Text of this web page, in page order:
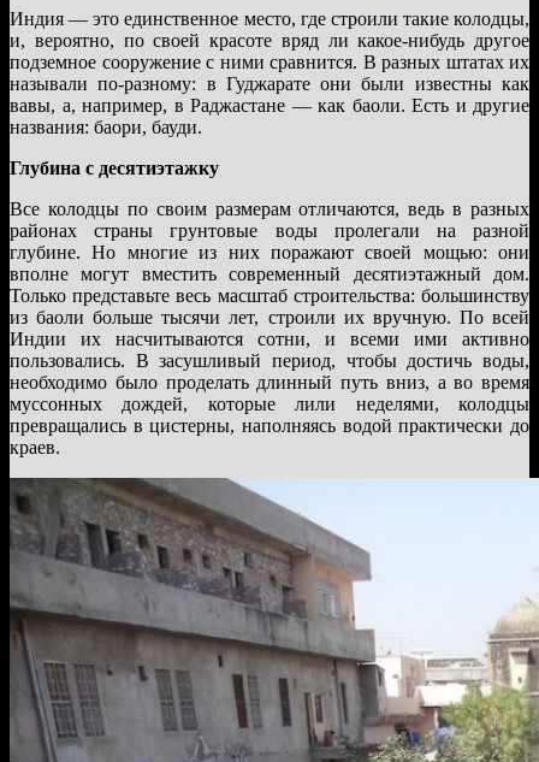
Индия — это единственное место, где строили такие колодцы,
и, вероятно, по своей красоте вряд ли какое-нибудь другое
подземное сооружение с ними сравнится. В разных штатах их
называли по-разному: в Гуджарате они были известны как
вавы, а, например, в Раджастане — как баоли. Есть и другие
названия: баори, бауди.
Глубина с десятиэтажку
Все колодцы по своим размерам отличаются, ведь в разных
районах страны грунтовые воды пролегали на разной
глубине. Но многие из них поражают своей мощью: они
вполне могут вместить современный десятиэтажный дом.
Только представьте весь масштаб строительства: большинству
из баоли больше тысячи лет, строили их вручную. По всей
Индии их насчитываются сотни, и всеми ими активно
пользовались. В засушливый период, чтобы достичь воды,
необходимо было проделать длинный путь вниз, а во время
муссонных дождей, которые лили неделями, колодцы
превращались в цистерны, наполняясь водой практически до
краев.